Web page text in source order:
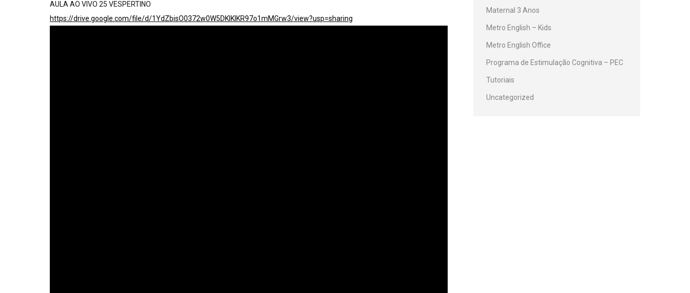
AULA AO VIVO 25 VESPERTINO
https://drive.google.com/file/d/1YdZbisO0372w0W5DKlKIKR97o1mMGrw3/view?usp=sharing
Maternal 3 Anos
Metro English – Kids
Metro English Office
Programa de Estimulação Cognitiva – PEC
Tutoriais
Uncategorized